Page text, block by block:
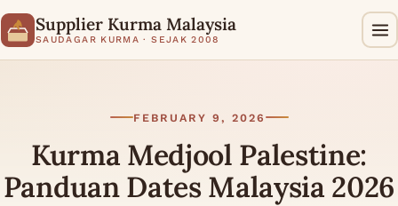
Supplier Kurma Malaysia
SAUDAGAR KURMA · SEJAK 2008
FEBRUARY 9, 2026
Kurma Medjool Palestine:
Panduan Dates Malaysia 2026